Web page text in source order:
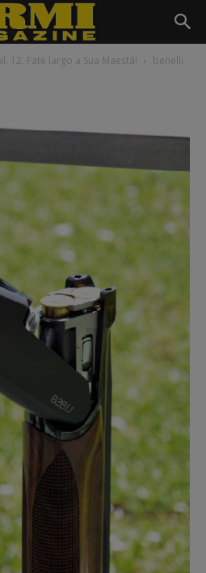
12. Fate largo a Sua Maestà!
benelli